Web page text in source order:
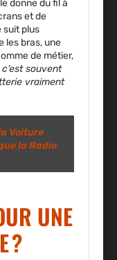
donne du fil à
et de
suit plus
les bras, une
de métier,
souvent
vraiment
Voiture
la Radio
UNE
?